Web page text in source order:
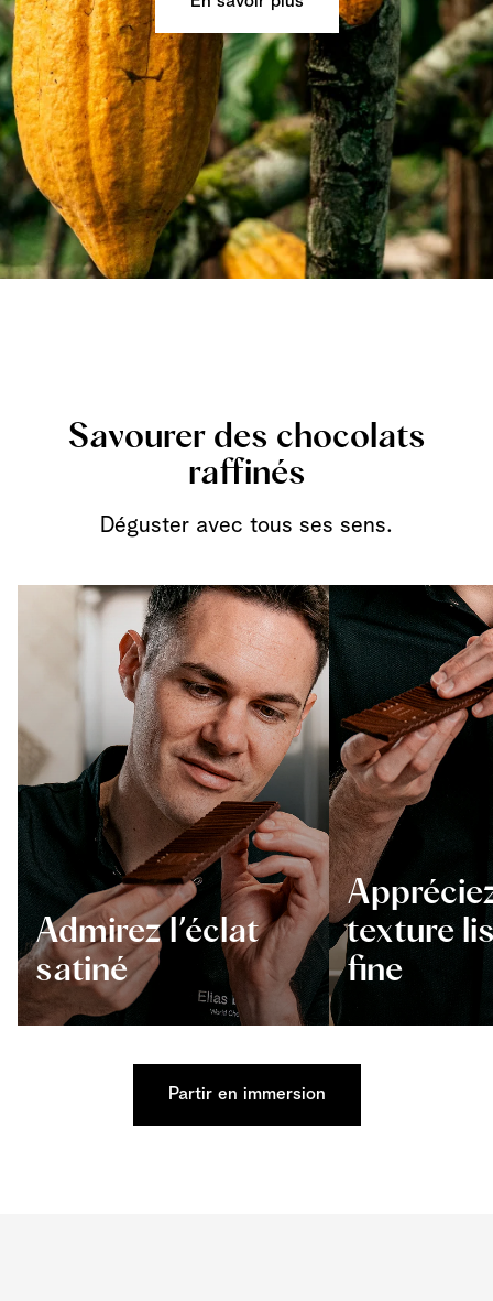
Savourer des chocolats
raffinés
Déguster avec tous ses sens.
Admirez l’éclat
satiné
texture
fine
Partir en immersion